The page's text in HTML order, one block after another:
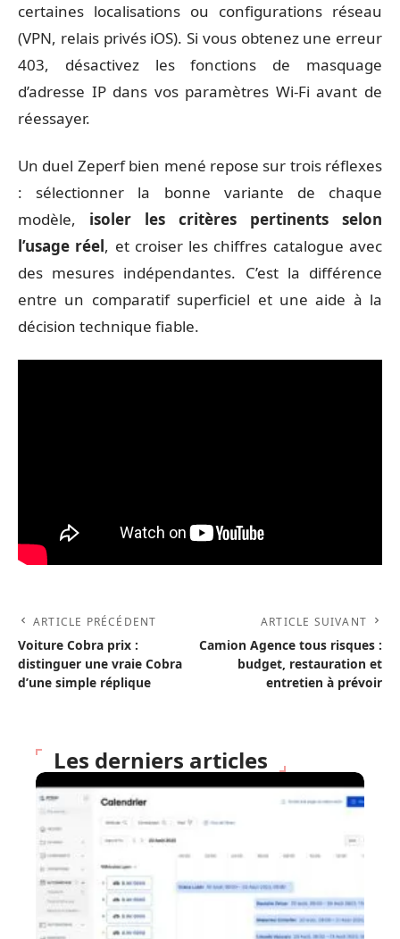
certaines localisations ou configurations réseau
(VPN, relais privés iOS). Si vous obtenez une erreur
403, désactivez les fonctions de masquage
d’adresse IP dans vos paramètres Wi-Fi avant de
réessayer.
Un duel Zeperf bien mené repose sur trois réflexes
: sélectionner la bonne variante de chaque
modèle, isoler les critères pertinents selon
l’usage réel, et croiser les chiffres catalogue avec
des mesures indépendantes. C’est la différence
entre un comparatif superficiel et une aide à la
décision technique fiable.
ARTICLE PRÉCÉDENT
Voiture Cobra prix :
distinguer une vraie Cobra
d’une simple réplique
ARTICLE SUIVANT
Camion Agence tous risques :
budget, restauration et
entretien à prévoir
Les derniers articles